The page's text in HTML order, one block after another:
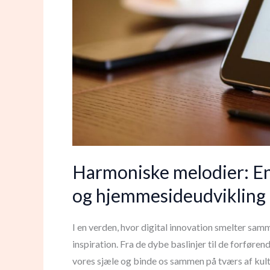
Harmoniske melodier:
og hjemmesideudvikling
I en verden, hvor digital innovation smelter
inspiration. Fra de dybe baslinjer til de
vores sjæle og binde os sammen på tværs af